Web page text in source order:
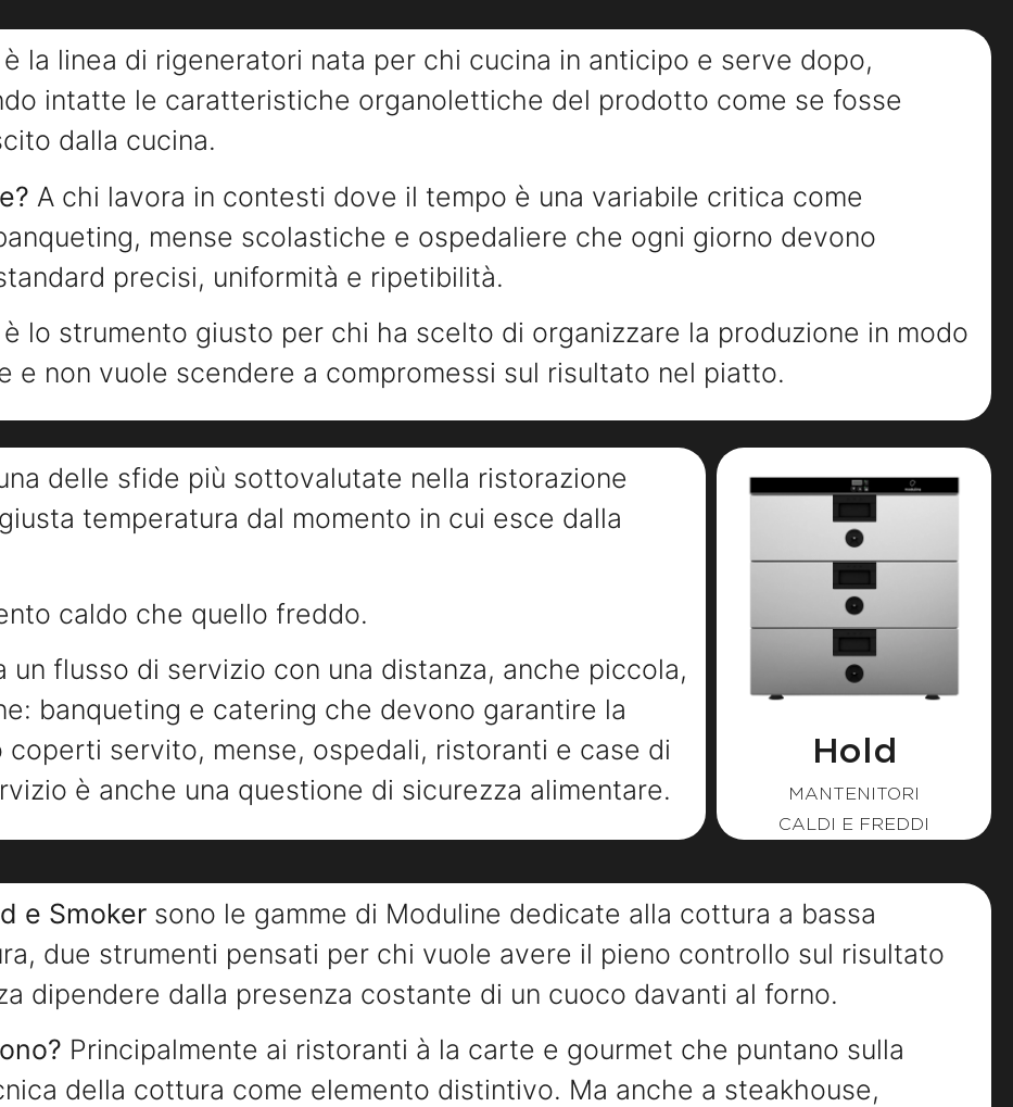
è la linea di rigeneratori nata per chi cucina in anticipo e serve dopo,
intatte le caratteristiche organolettiche del prodotto come se fosse
dalla cucina.
A chi lavora in contesti dove il tempo è una variabile critica come
mense scolastiche e ospedaliere che ogni giorno devono
precisi, uniformità e ripetibilità.
è lo strumento giusto per chi ha scelto di organizzare la produzione in modo
e non vuole scendere a compromessi sul risultato nel piatto.
delle sfide più sottovalutate nella ristorazione
temperatura dal momento in cui esce dalla
caldo che quello freddo.
un flusso di servizio con una distanza, anche piccola,
banqueting e catering che devono garantire la
coperti servito, mense, ospedali, ristoranti e case di
è anche una questione di sicurezza alimentare.
Hold
MANTENITORI
CALDI E FREDDI
e Smokersono le gamme di Moduline dedicate alla cottura a bassa
due strumenti pensati per chi vuole avere il pieno controllo sul risultato
dipendere dalla presenza costante di un cuoco davanti al forno.
Principalmente ai ristoranti à la carte e gourmet che puntano sulla
della cottura come elemento distintivo. Ma anche a steakhouse,